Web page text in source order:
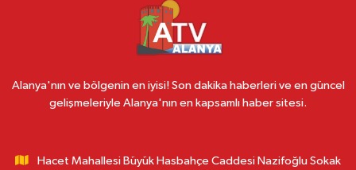
Alanya'nın ve bölgenin en iyisi! Son dakika haberleri ve en güncel
gelişmeleriyle Alanya'nın en kapsamlı haber sitesi.
Hacet Mahallesi Büyük Hasbahçe Caddesi Nazifoğlu Sokak